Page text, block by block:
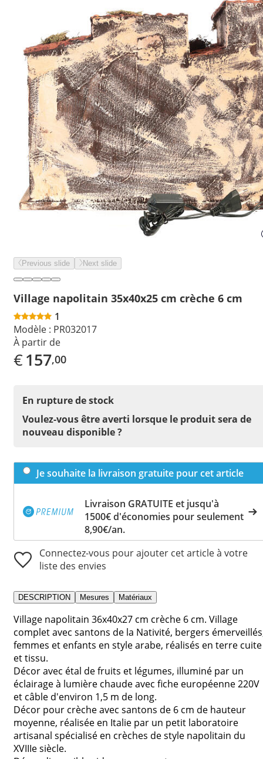
Previous slide Next slide
Village napolitain 35x40x25 cm crèche 6 cm
1
Modèle : PR032017
À partir de
€157,00
En rupture de stock
Voulez-vous être averti lorsque le produit sera de
nouveau disponible ?
Je souhaite la livraison gratuite pour cet article
Livraison GRATUITE et jusqu'à
1500€ d'économies pour seulement
8,90€/an.
Connectez-vous pour ajouter cet article à votre
liste des envies
DESCRIPTION Mesures Matériaux
Village napolitain 36x40x27 cm crèche 6 cm. Village
complet avec santons de la Nativité, bergers
femmes et enfants en style arabe, réalisés en terre cuite
et tissu.
Décor avec étal de fruits et légumes, illuminé par un
éclairage à lumière chaude avec fiche européenne 220V
et câble d'environ 1,5 m de long.
Décor pour crèche avec santons de 6 cm de hauteur
moyenne, réalisée en Italie par un petit laboratoire
artisanal spécialisé en crèches de style napolitain du
XVIIIe siècle.